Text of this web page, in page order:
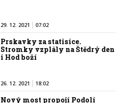
29. 12. 2021 07:02
Prskavky za statisíce.
Stromky vzplály na Štědrý den
i Hod boží
26. 12. 2021 18:02
Nový most propojí Podolí